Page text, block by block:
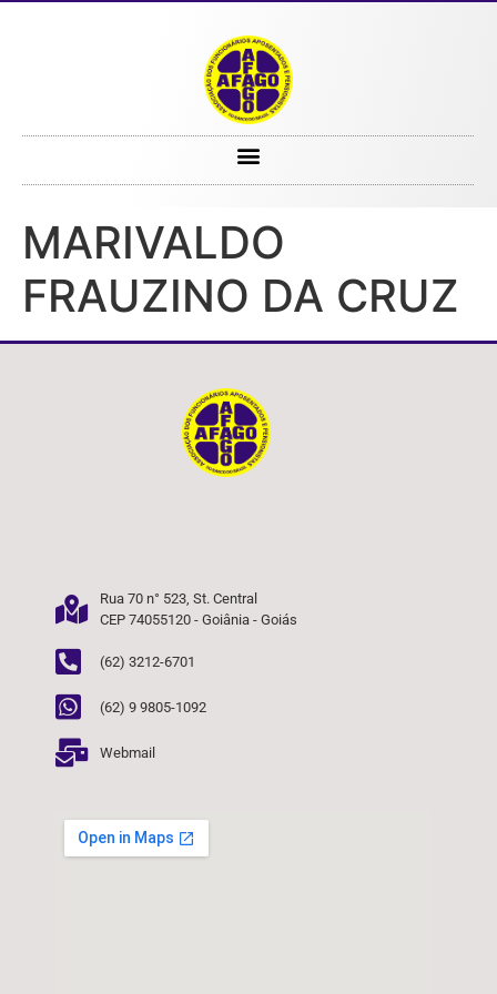
MARIVALDO
FRAUZINO DA CRUZ
Rua 70 n° 523, St. Central
CEP 74055120 - Goiânia - Goiás
(62) 3212-6701
(62) 9 9805-1092
Webmail